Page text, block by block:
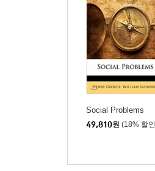
Social Problems
49,810원 (18% 할